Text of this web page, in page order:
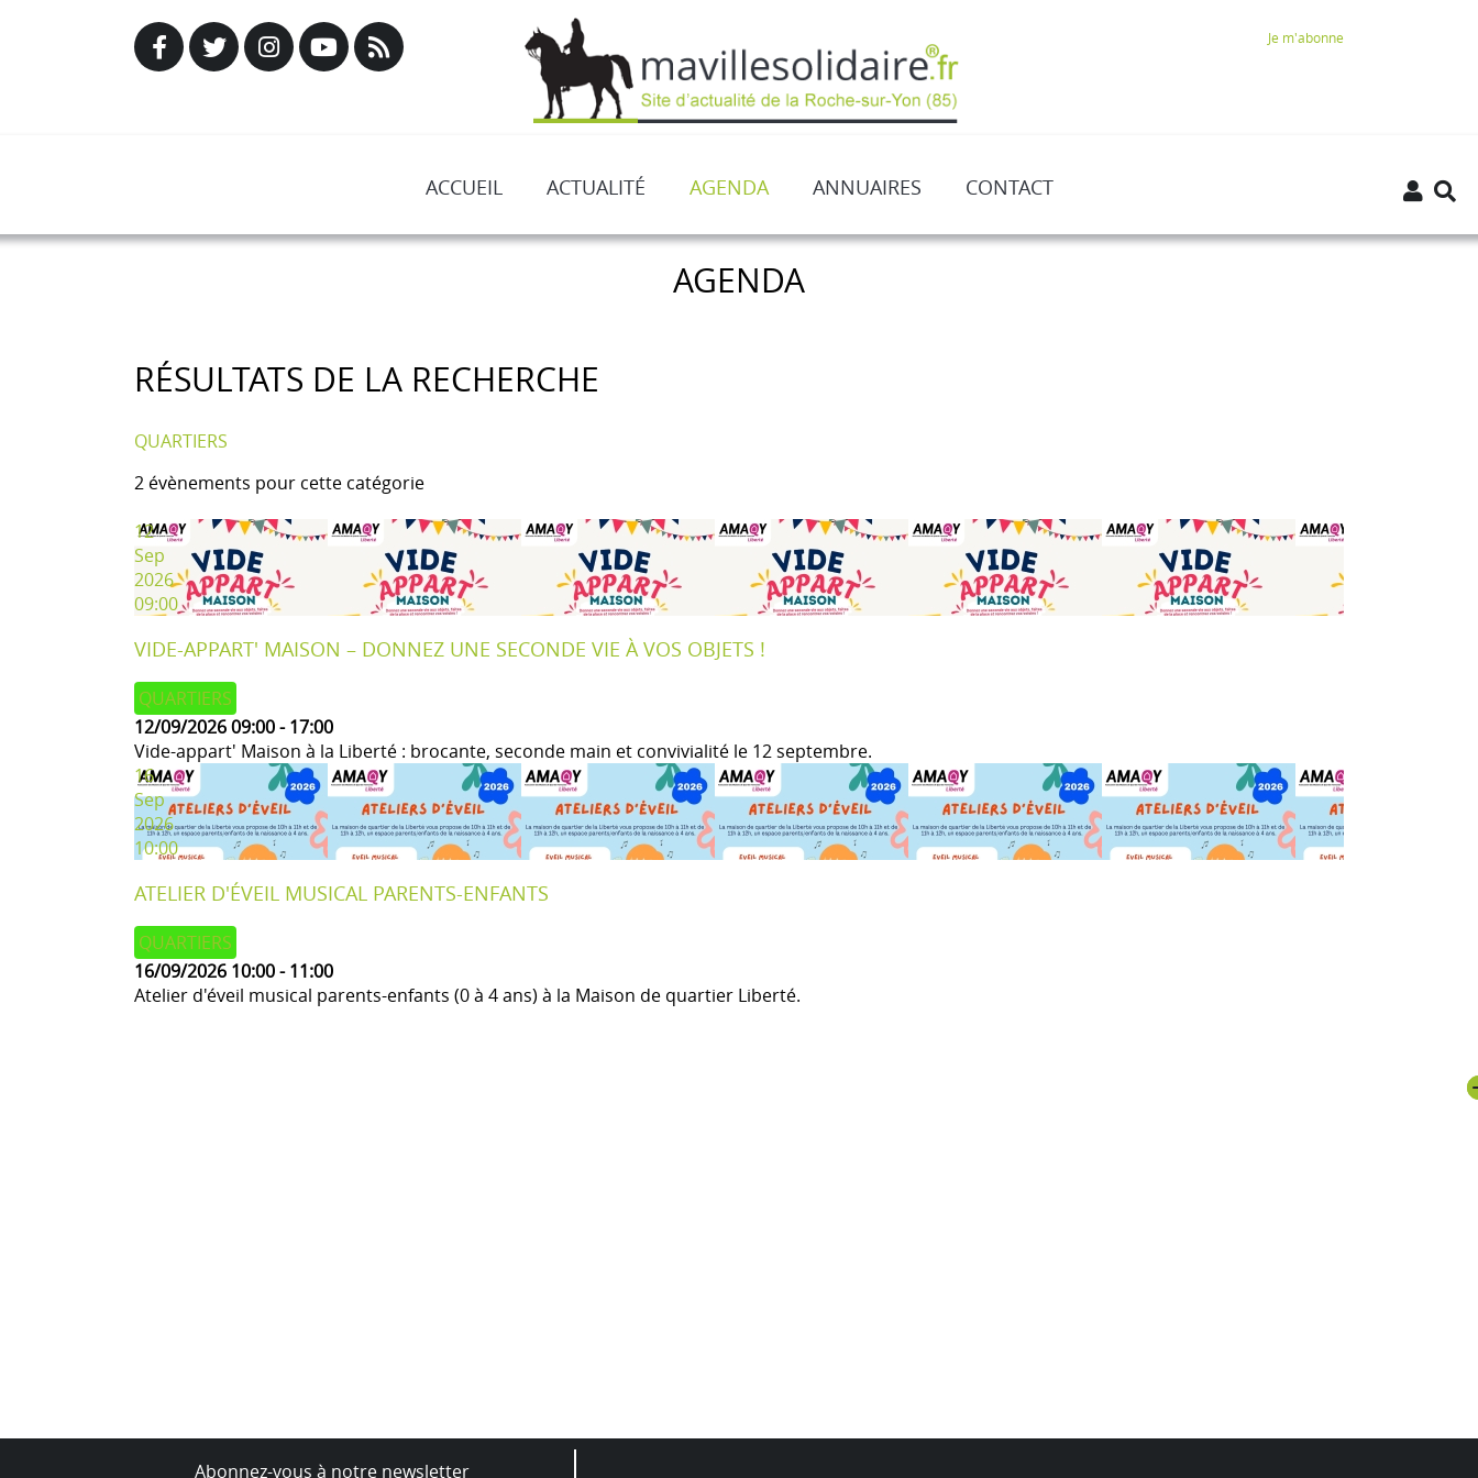
Je m'abonne
ACCUEIL ACTUALITÉ AGENDA ANNUAIRES CONTACT
AGENDA
RÉSULTATS DE LA RECHERCHE
QUARTIERS
2 évènements pour cette catégorie
12
Sep
2026
09:00
VIDE-APPART' MAISON – DONNEZ UNE SECONDE VIE À VOS OBJETS !
QUARTIERS
12/09/202609:00-17:00
Vide-appart' Maison à la Liberté : brocante, seconde main et convivialité le 12 septembre.
16
Sep
2026
10:00
ATELIER D'ÉVEIL MUSICAL PARENTS-ENFANTS
QUARTIERS
16/09/2026 10:00-11:00
Atelier d'éveil musical parents-enfants (0 à 4 ans) à la Maison de quartier Liberté.
Abonnez-vous à notre newsletter